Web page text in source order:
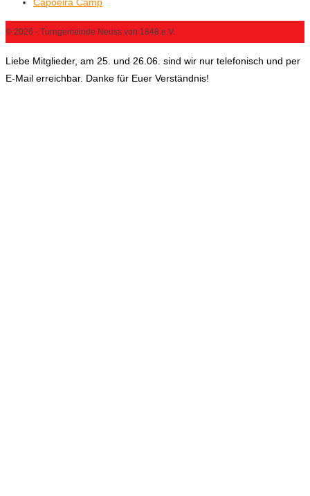
© 2026 - Turngemeinde Neuss von 1848 e.V.
Liebe Mitglieder, am 25. und 26.06. sind wir nur telefonisch und per
E-Mail erreichbar. Danke für Euer Verständnis!